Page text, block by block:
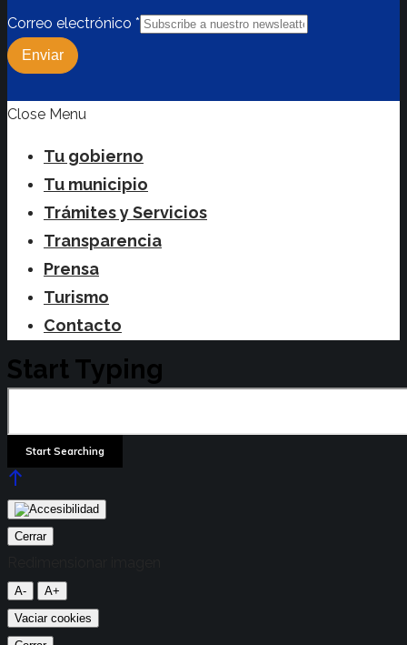
Correo electrónico *
Enviar
Close Menu
Tu gobierno
Tu municipio
Trámites y Servicios
Transparencia
Prensa
Turismo
Contacto
Start Typing
Cerrar
A-
A+
Vaciar cookies